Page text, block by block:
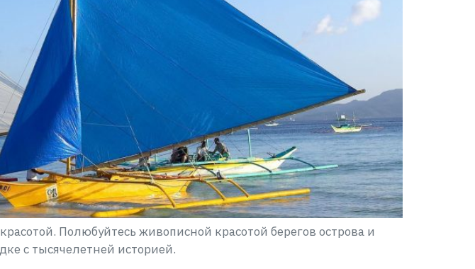
Полюбуйтесь живописной красотой берегов острова и
с тысячелетней историей.